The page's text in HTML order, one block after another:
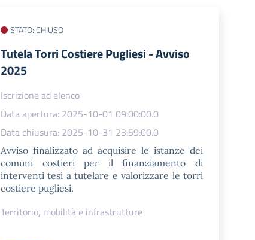
STATO: CHIUSO
Tutela Torri Costiere Pugliesi - Avviso
2025
Iscrizione ad elenco
Data apertura: 2025-10-01 09:00:00.0
Data chiusura: 2025-10-31 23:59:00.0
Avviso finalizzato ad acquisire le istanze dei
comuni costieri per il finanziamento di
interventi tesi a tutelare e valorizzare le torri
costiere pugliesi.
Territorio, mobilità e infrastrutture